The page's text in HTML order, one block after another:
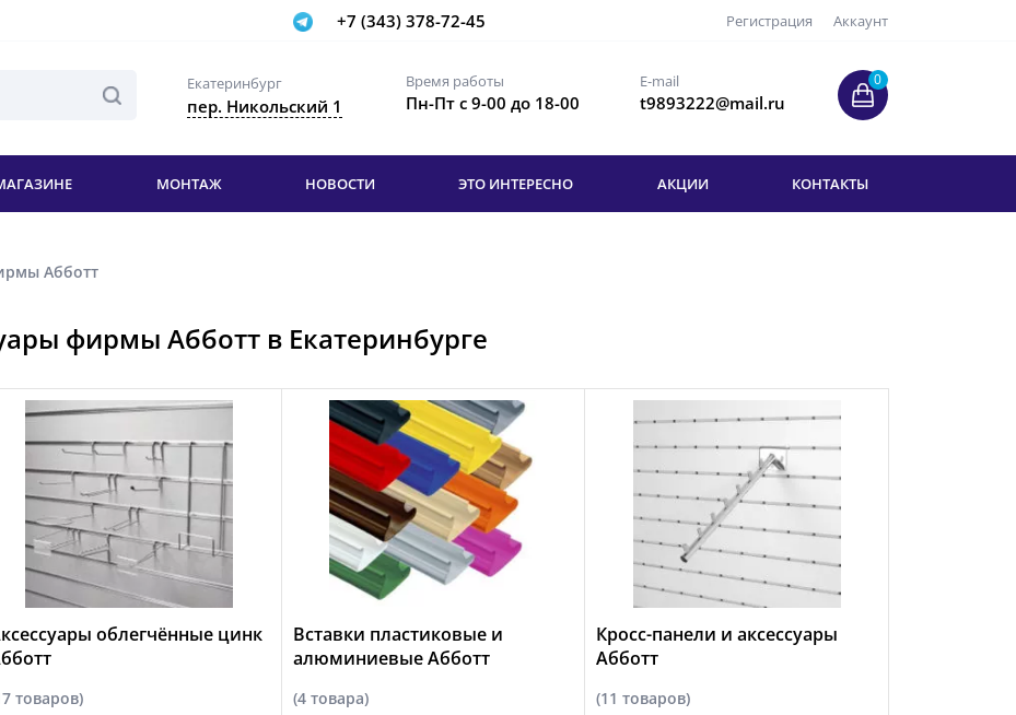
+7 (343) 378-72-45 Регистрация Аккаунт
Екатеринбург
пер. Никольский 1
Время работы
Пн-Пт с 9-00 до 18-00
E-mail
t9893222@mail.ru
0
МОНТАЖ НОВОСТИ ЭТО ИНТЕРЕСНО АКЦИИ КОНТАКТЫ
Абботт
фирмы Абботт в Екатеринбурге
облегчённые цинк
товаров)
Вставки пластиковые и
алюминиевые Абботт
(4 товара)
Кросс-панели и аксессуары
Абботт
(11 товаров)